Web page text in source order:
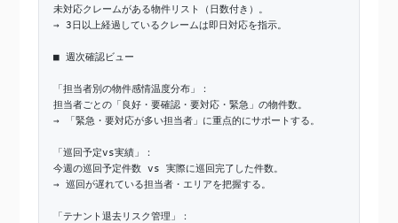
未対応クレームがある物件リスト（日数付き）。
→ 3日以上経過しているクレームは即日対応を指示。
■ 週次確認ビュー
「担当者別の物件感情温度分布」：
担当者ごとの「良好・要確認・要対応・緊急」の物件数。
→ 「緊急・要対応が多い担当者」に重点的にサポートする。
「巡回予定vs実績」：
今週の巡回予定件数 vs 実際に巡回完了した件数。
→ 巡回が遅れている担当者・エリアを把握する。
「テナント退去リスク管理」：